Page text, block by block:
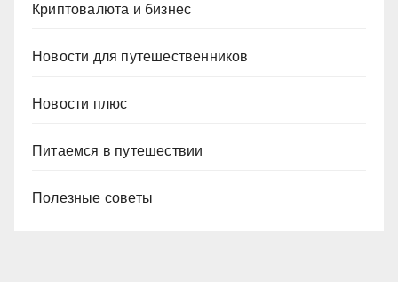
Криптовалюта и бизнес
Новости для путешественников
Новости плюс
Питаемся в путешествии
Полезные советы